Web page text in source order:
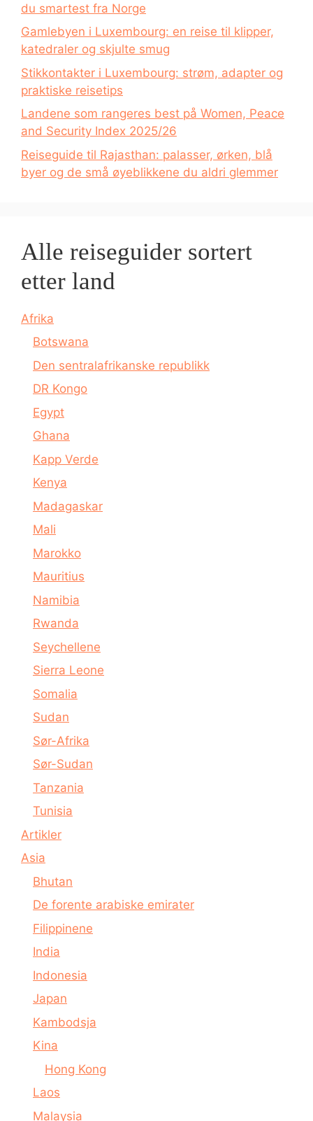
du smartest fra Norge
Gamlebyen i Luxembourg: en reise til klipper,
katedraler og skjulte smug
Stikkontakter i Luxembourg: strøm, adapter og
praktiske reisetips
Landene som rangeres best på Women, Peace
and Security Index 2025/26
Reiseguide til Rajasthan: palasser, ørken, blå
byer og de små øyeblikkene du aldri glemmer
Alle reiseguider sortert
etter land
Afrika
Botswana
Den sentralafrikanske republikk
DR Kongo
Egypt
Ghana
Kapp Verde
Kenya
Madagaskar
Mali
Marokko
Mauritius
Namibia
Rwanda
Seychellene
Sierra Leone
Somalia
Sudan
Sør-Afrika
Sør-Sudan
Tanzania
Tunisia
Artikler
Asia
Bhutan
De forente arabiske emirater
Filippinene
India
Indonesia
Japan
Kambodsja
Kina
Hong Kong
Laos
Malaysia